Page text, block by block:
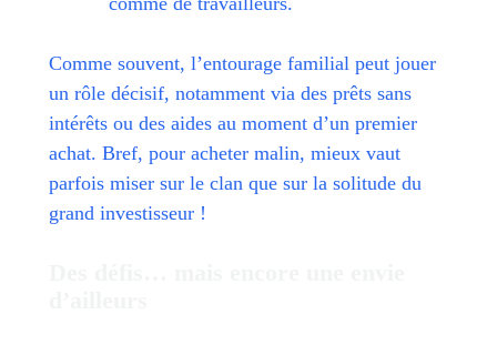
Comme souvent, l’entourage familial peut jouer
un rôle décisif, notamment via des prêts sans
intérêts ou des aides au moment d’un premier
achat. Bref, pour acheter malin, mieux vaut
parfois miser sur le clan que sur la solitude du
grand investisseur !